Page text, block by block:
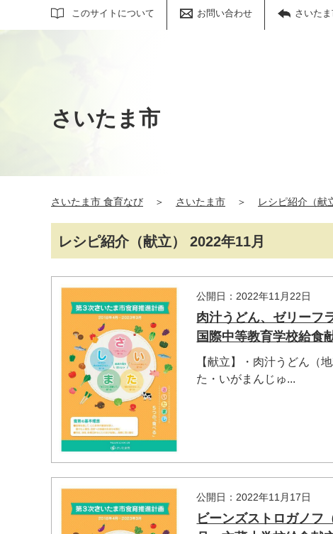
このサイトについて お問い合わせ さいた
サイト内検索
さいたま市
さいたま市 食育なび ＞ さいたま市 ＞ レシピ紹介（献
レシピ紹介（献立） 2022年11月
公開日：2022年11月22日
肉汁うどん、ゼリーフ
国際中等教育学校給食
【献立】・肉汁うどん（
た・いがまんじゅ...
公開日：2022年11月17日
ビーンズストロガノフ